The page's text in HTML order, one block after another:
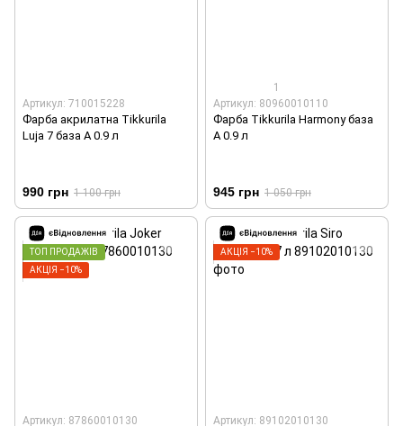
Артикул: 710015228
Фарба акрилатна Tikkurila
Luja 7 база А 0.9 л
990 грн 1 100 грн
1
Артикул: 80960010110
Фарба Tikkurila Harmony база
А 0.9 л
945 грн 1 050 грн
ТОП ПРОДАЖІВ
АКЦІЯ −10%
Артикул: 87860010130
АКЦІЯ −10%
Артикул: 89102010130